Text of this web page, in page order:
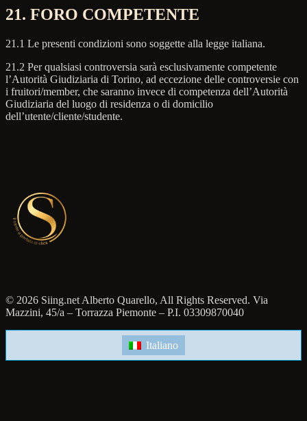
21. FORO COMPETENTE
21.1 Le presenti condizioni sono soggette alla legge italiana.
21.2 Per qualsiasi controversia sarà esclusivamente competente
l’Autorità Giudiziaria di Torino, ad eccezione delle controversie con
i fruitori/member, che saranno invece di competenza dell’Autorità
Giudiziaria del luogo di residenza o di domicilio
dell’utente/cliente/studente.
© 2026 Siing.net Alberto Quarello, All Rights Reserved. Via
Mazzini, 45/a – Torrazza Piemonte – P.I. 03309870040
Italiano